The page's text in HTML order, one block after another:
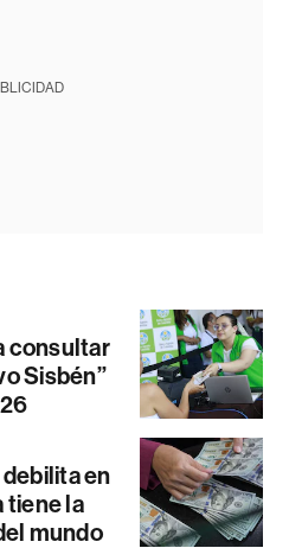
consultar
Sisbén”
en
tiene la
mundo